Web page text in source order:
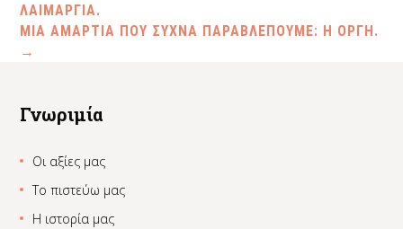
ΛΑΙΜΑΡΓΙΑ.
ΜΙΑ ΑΜΑΡΤΙΑ ΠΟΥ ΣΥΧΝΑ ΠΑΡΑΒΛΕΠΟΥΜΕ: Η ΟΡΓΗ.
→
Γνωριμία
Οι αξίες μας
Το πιστεύω μας
Η ιστορία μας